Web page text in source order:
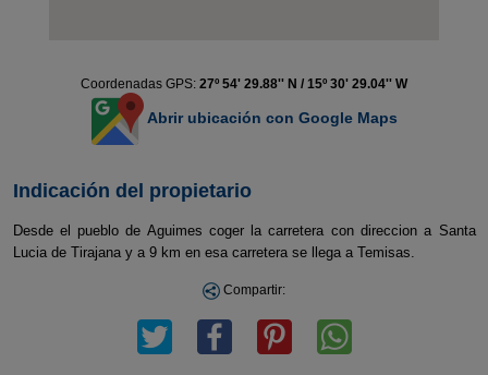
Coordenadas GPS: 27º 54' 29.88'' N / 15º 30' 29.04'' W
Abrir ubicación con Google Maps
Indicación del propietario
Desde el pueblo de Aguimes coger la carretera con direccion a Santa
Lucia de Tirajana y a 9 km en esa carretera se llega a Temisas.
Compartir: